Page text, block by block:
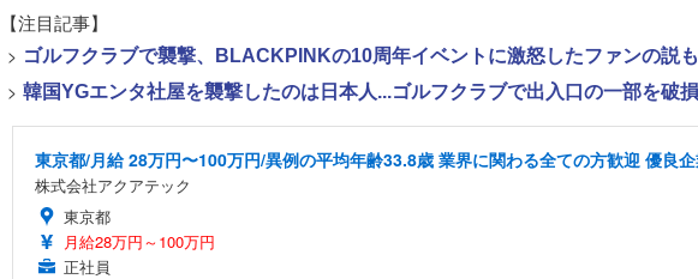
【注目記事】
> ゴルフクラブで襲撃、BLACKPINKの10周年イベントに激怒したファンの説
> 韓国YGエンタ社屋を襲撃したのは日本人...ゴルフクラブで出入口の一部を破
東京都/月給 28万円〜100万円/異例の平均年齢33.8歳 業界に関わる全ての方歓迎 優良
株式会社アクアテック
東京都
月給28万円～100万円
正社員